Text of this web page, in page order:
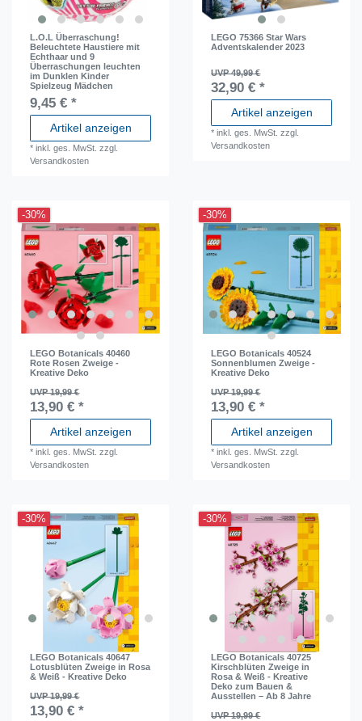
L.O.L Überraschung!
Beleuchtete Haustiere mit
Echthaar und 9
Überraschungen leuchten
im Dunklen Kinder
Spielzeug Mädchen
9,45 € *
Artikel anzeigen
*inkl. ges. MwSt. zzgl.
Versandkosten
LEGO 75366 Star Wars
Adventskalender 2023
UVP 49,99 €
32,90 € *
Artikel anzeigen
*inkl. ges. MwSt. zzgl.
Versandkosten
-30%
LEGO Botanicals 40460
Rote Rosen Zweige -
Kreative Deko
UVP 19,99 €
13,90 € *
Artikel anzeigen
*inkl. ges. MwSt. zzgl.
Versandkosten
-30%
LEGO Botanicals 40524
Sonnenblumen Zweige -
Kreative Deko
UVP 19,99 €
13,90 € *
Artikel anzeigen
*inkl. ges. MwSt. zzgl.
Versandkosten
-30%
LEGO Botanicals 40647
Lotusblüten Zweige in Rosa
& Weiß - Kreative Deko
UVP 19,99 €
13,90 € *
-30%
LEGO Botanicals 40725
Kirschblüten Zweige in
Rosa & Weiß - Kreative
Deko zum Bauen &
Ausstellen – Ab 8 Jahre
UVP 19,99 €